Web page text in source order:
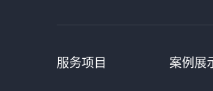
服务项目 案例展